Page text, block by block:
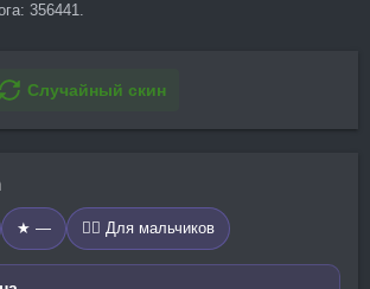
356441.
Случайный скин
★ — 🧍‍♂️ Для мальчиков